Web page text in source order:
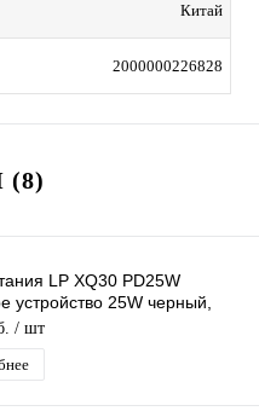
Китай
2000000226828
LP XQ30 PD25W
устройство 25W черный,
C, с кабелем Type-C - Type-
/ шт